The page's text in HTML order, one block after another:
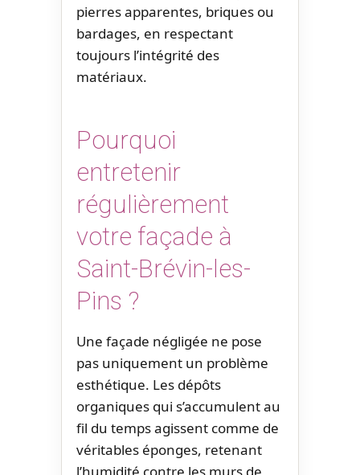
pierres apparentes, briques ou
bardages, en respectant
toujours l’intégrité des
matériaux.
Pourquoi
entretenir
régulièrement
votre façade à
Saint-Brévin-les-
Pins ?
Une façade négligée ne pose
pas uniquement un problème
esthétique. Les dépôts
organiques qui s’accumulent au
fil du temps agissent comme de
véritables éponges, retenant
l’humidité contre les murs de